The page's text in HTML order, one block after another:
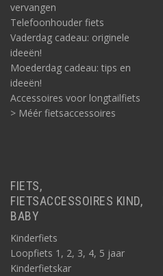
vervangen
Telefoonhouder fiets
Vaderdag cadeau: originele
ideeën!
Moederdag cadeau: tips en
ideeën!
Accessoires voor longtailfiets
> Méér fietsaccessoires
FIETS,
FIETSACCESSOIRES KIND,
BABY
Kinderfiets
Loopfiets 1, 2, 3, 4, 5 jaar
Kinderfietskar